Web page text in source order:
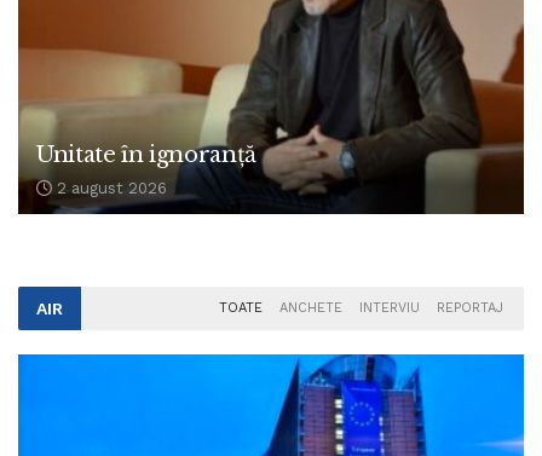
Unitate în ignoranță
2 august 2026
AIR TOATE ANCHETE INTERVIU REPORTAJ